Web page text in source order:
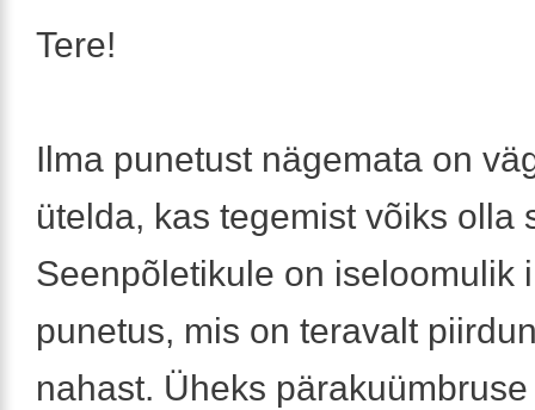
Tere!
Ilma punetust nägemata on
ütelda, kas tegemist võiks olla
Seenpõletikule on iseloomulik
punetus, mis on teravalt
nahast. Üheks